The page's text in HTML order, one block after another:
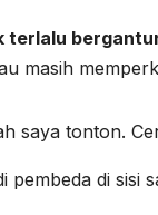
terlalu
masih
saya tonton.
pembeda di sisi